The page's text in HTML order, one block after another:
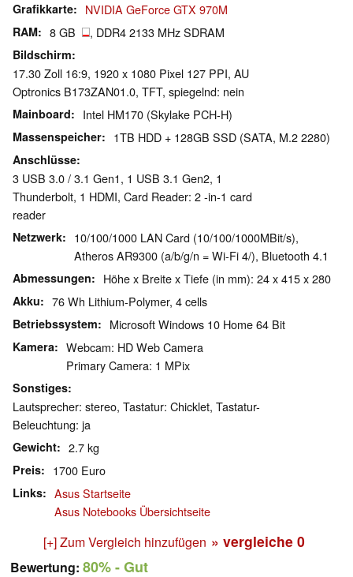
Grafikkarte NVIDIA GeForce GTX 970M
RAM 8 GB , DDR4 2133 MHz SDRAM
Bildschirm
17.30 Zoll 16:9, 1920 x 1080 Pixel 127 PPI, AU
Optronics B173ZAN01.0, TFT, spiegelnd: nein
Mainboard Intel HM170 (Skylake PCH-H)
Massenspeicher 1TB HDD + 128GB SSD (SATA, M.2 2280)
Anschlüsse
3 USB 3.0 / 3.1 Gen1, 1 USB 3.1 Gen2, 1
Thunderbolt, 1 HDMI, Card Reader: 2 -in-1 card
reader
Netzwerk
10/100/1000 LAN Card (10/100/1000MBit/s),
Atheros AR9300 (a/b/g/n = Wi-Fi 4/), Bluetooth 4.1
Abmessungen Höhe x Breite x Tiefe (in mm): 24 x 415 x 280
Akku 76 Wh Lithium-Polymer, 4 cells
Betriebssystem Microsoft Windows 10 Home 64 Bit
Kamera
Webcam: HD Web Camera
Primary Camera: 1 MPix
Sonstiges
Lautsprecher: stereo, Tastatur: Chicklet, Tastatur-
Beleuchtung: ja
Gewicht 2.7 kg
Preis 1700 Euro
Links
Asus Startseite
Asus Notebooks Übersichtseite
[+] Zum Vergleich hinzufügen » vergleiche 0
Bewertung: 80%- Gut